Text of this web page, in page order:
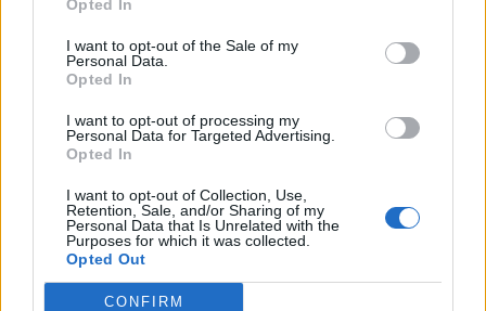
Opted In
I want to opt-out of the Sale of my
Personal Data.
Opted In
I want to opt-out of processing my
Personal Data for Targeted Advertising.
Opted In
I want to opt-out of Collection, Use,
Retention, Sale, and/or Sharing of my
Personal Data that Is Unrelated with the
Purposes for which it was collected.
Opted Out
CONFIRM